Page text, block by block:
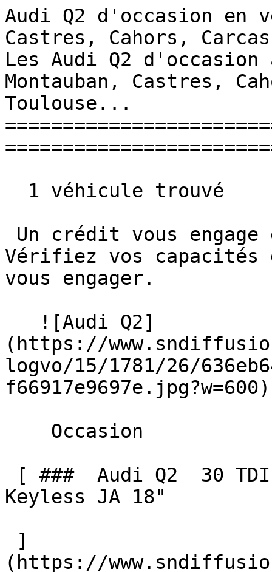
Audi Q2 d'occasion en
Castres, Cahors,
Les Audi Q2
Montauban, Castres,
Toulouse...
Vérifiez vos capacités
vous engager.
(https://
logvo/15/1781/26/
Keyless JA 18"
(https://